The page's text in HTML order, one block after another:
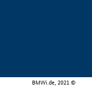
BMWi.de, 2021 ©